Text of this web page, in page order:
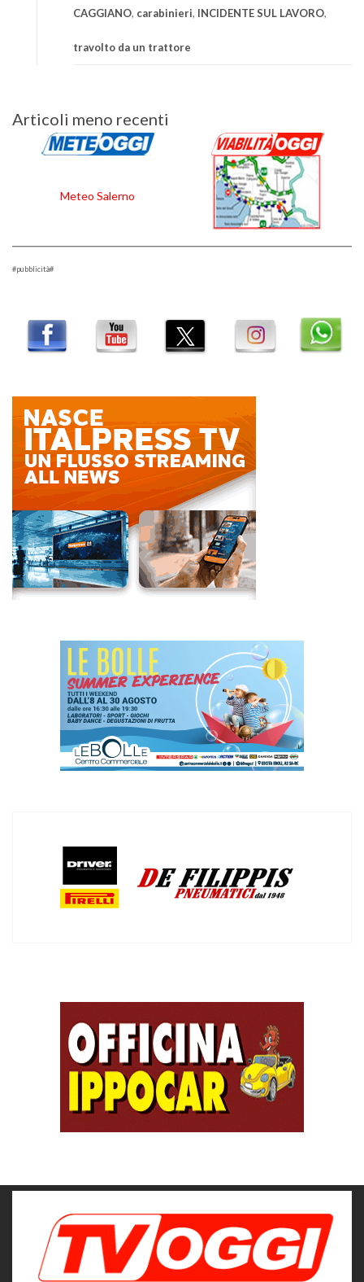
CAGGIANO, carabinieri, INCIDENTE SUL LAVORO,
travolto da un trattore
Navigazione
articoli
Articoli meno recenti
Meteo Salerno
#pubblicità#